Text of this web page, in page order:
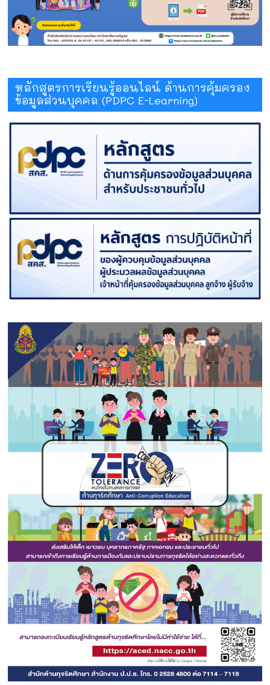
หลักสูตรการเรียนรู้ออนไลน์ ด้านการคุ้มครอง
ข้อมูลส่วนบุคคล (PDPC E-Learning)